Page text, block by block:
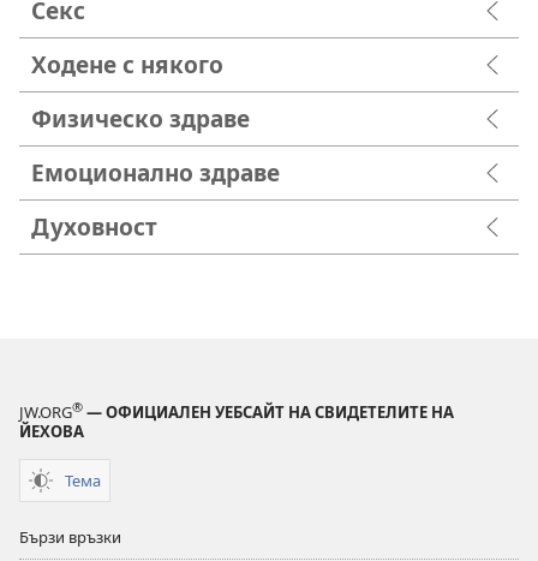
Секс
Ходене с някого
Физическо здраве
Емоционално здраве
Духовност
JW.ORG® — ОФИЦИАЛЕН УЕБСАЙТ НА СВИДЕТЕЛИТЕ НА
ЙЕХОВА
Тема
Бързи връзки